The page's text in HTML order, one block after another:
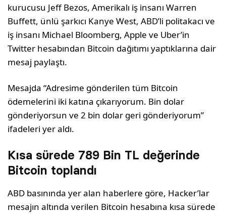
kurucusu Jeff Bezos, Amerikalı iş insanı Warren
Buffett, ünlü şarkıcı Kanye West, ABD’li politakacı ve
iş insanı Michael Bloomberg, Apple ve Uber’in
Twitter hesabından Bitcoin dağıtımı yaptıklarına dair
mesaj paylaştı.
Mesajda “Adresime gönderilen tüm Bitcoin
ödemelerini iki katına çıkarıyorum. Bin dolar
gönderiyorsun ve 2 bin dolar geri gönderiyorum”
ifadeleri yer aldı.
Kısa sürede 789 Bin TL değerinde
Bitcoin toplandı
ABD basınında yer alan haberlere göre, Hacker’lar
mesajın altında verilen Bitcoin hesabına kısa sürede